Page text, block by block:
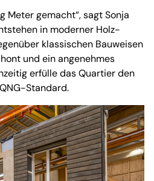
Meter gemacht“, sagt Sonja
in moderner Holz-
klassischen Bauweisen
und ein angenehmes
erfülle das Quartier den
Standard.